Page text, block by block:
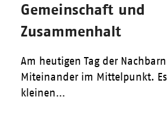
Gemeinschaft und
Zusammenhalt
Am heutigen Tag der
Miteinander im Mittelpunkt.
kleinen…